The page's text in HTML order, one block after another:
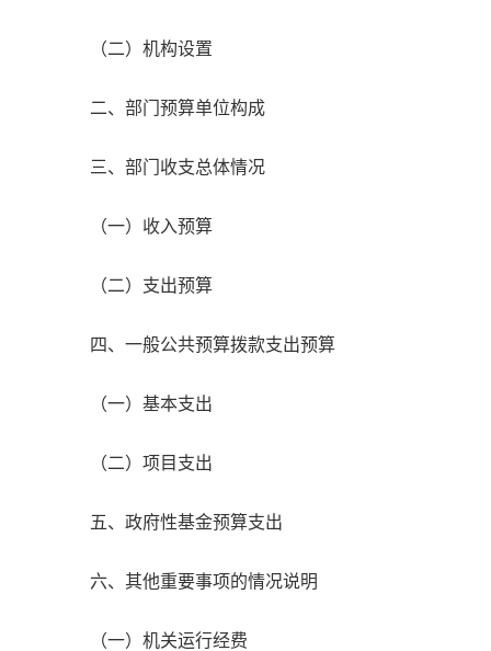
（二）机构设置
二、部门预算单位构成
三、部门收支总体情况
（一）收入预算
（二）支出预算
四、一般公共预算拨款支出预算
（一）基本支出
（二）项目支出
五、政府性基金预算支出
六、其他重要事项的情况说明
（一）机关运行经费